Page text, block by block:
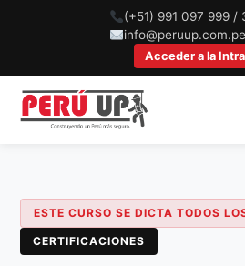
(+51) 991 097 999 /
info@peruup.com.pe
Acceder a la
ESTE CURSO SE DICTA TODOS
CERTIFICACIONES